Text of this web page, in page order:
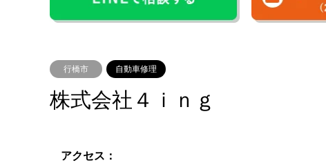
行橋市 自動車修理
株式会社４ｉｎｇ
アクセス：